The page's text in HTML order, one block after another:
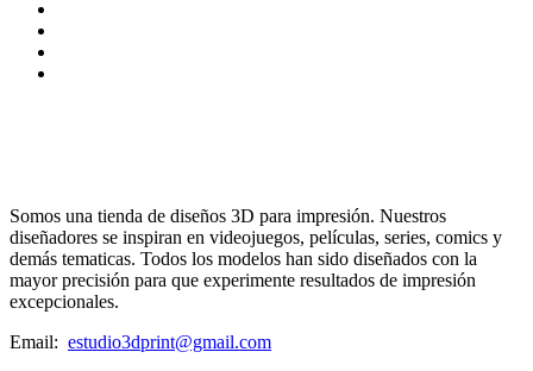
Somos una tienda de diseños 3D para impresión. Nuestros
diseñadores se inspiran en videojuegos, películas, series, comics y
demás tematicas. Todos los modelos han sido diseñados con la
mayor precisión para que experimente resultados de impresión
excepcionales.
Email: estudio3dprint@gmail.com